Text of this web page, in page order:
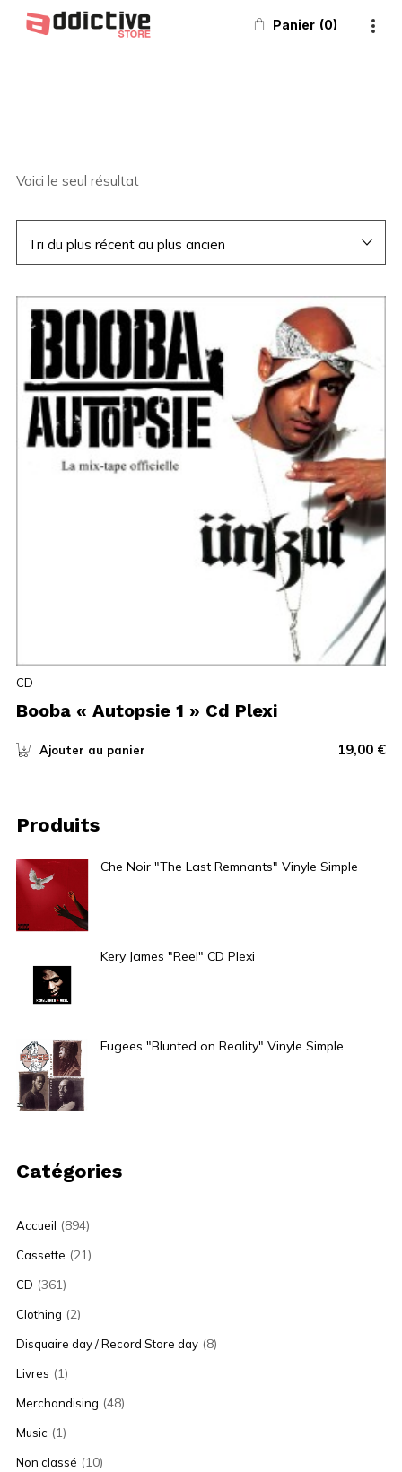
Panier 0
Voici le seul résultat
CD
Booba « Autopsie 1 » Cd Plexi
Ajouter au panier 19,00 €
Produits
Che Noir "The Last Remnants" Vinyle Simple
Kery James "Reel" CD Plexi
Fugees "Blunted on Reality" Vinyle Simple
Catégories
Accueil (894)
Cassette (21)
CD (361)
Clothing (2)
Disquaire day / Record Store day (8)
Livres (1)
Merchandising (48)
Music (1)
Non classé (10)